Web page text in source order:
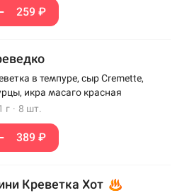
259 ₽
в темпуре, сыр Cremette,
икра масаго красная
г · 8 шт.
389 ₽
Креветка Хот